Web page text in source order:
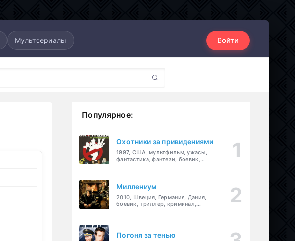
Мультсериалы Войти
Популярное:
Охотники за привидениями
1997, США, мультфильм, ужасы,
фантастика, фэнтези, боевик,
Миллениум
2010, Швеция, Германия, Дания,
боевик, триллер, криминал,
Погоня за тенью